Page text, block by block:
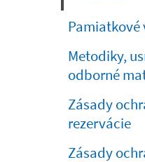
Pamiatkové
Metodiky,
odborné
Zásady
rezervácie
Zásady